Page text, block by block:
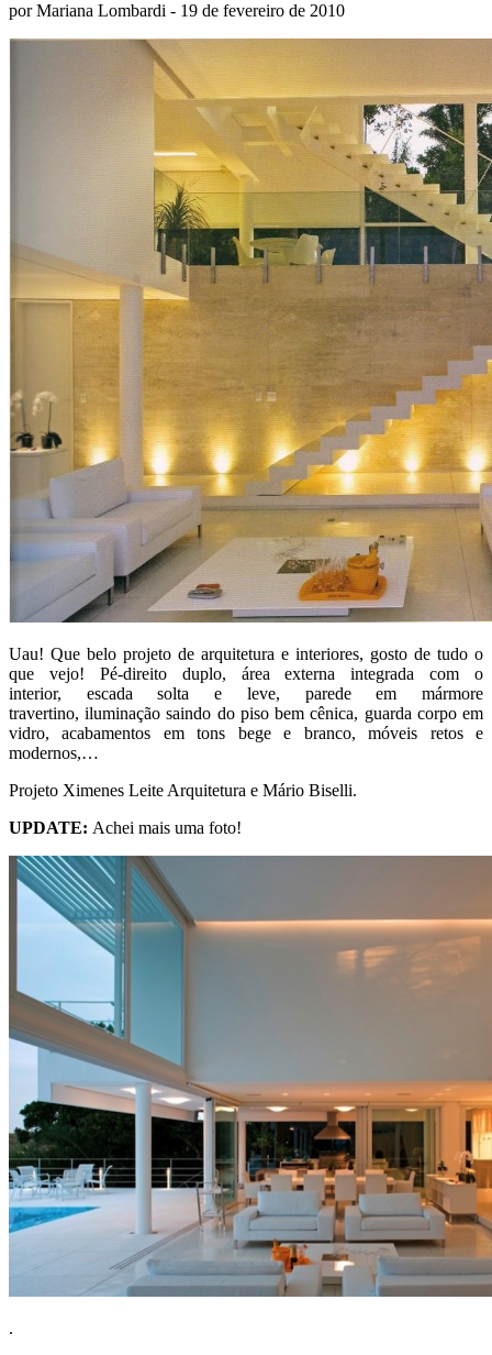
porMariana Lombardi - 19 de fevereiro de 2010
Uau! Que belo projeto de arquitetura e interiores, gosto de tudo o
que vejo! Pé-direito duplo, área externa integrada com o
interior, escada solta e leve, parede em mármore
travertino, iluminação saindo do piso bem cênica, guarda corpo em
vidro, acabamentos em tons bege e branco, móveis retos e
modernos,…
Projeto Ximenes Leite Arquitetura e Mário Biselli.
UPDATE: Achei mais uma foto!
.